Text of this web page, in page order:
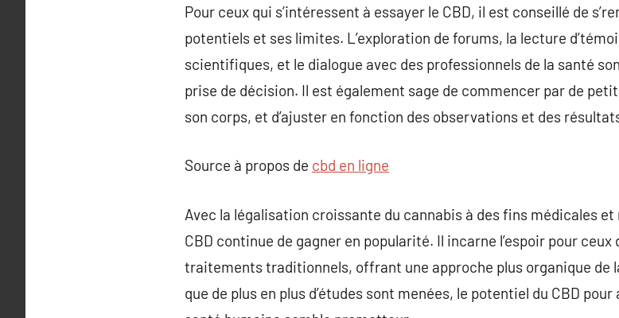
Pour ceux qui s’intéressent à essayer le CBD, il est conseillé de
potentiels et ses limites. L’exploration de forums, la lecture
scientifiques, et le dialogue avec des professionnels de la santé
prise de décision. Il est également sage de commencer par de
son corps, et d’ajuster en fonction des observations et des
Source à propos de cbd en ligne
Avec la légalisation croissante du cannabis à des fins médicales
CBD continue de gagner en popularité. Il incarne l’espoir pour
traitements traditionnels, offrant une approche plus organique de
que de plus en plus d’études sont menées, le potentiel du CBD